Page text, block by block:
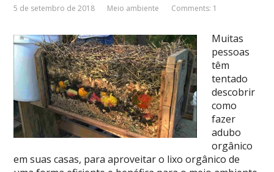
5 de setembro de 2018 Meio ambiente Comments: 1
Muitas
pessoas
têm
tentado
descobrir
como
fazer
adubo
orgânico
em suas casas, para aproveitar o lixo orgânico de